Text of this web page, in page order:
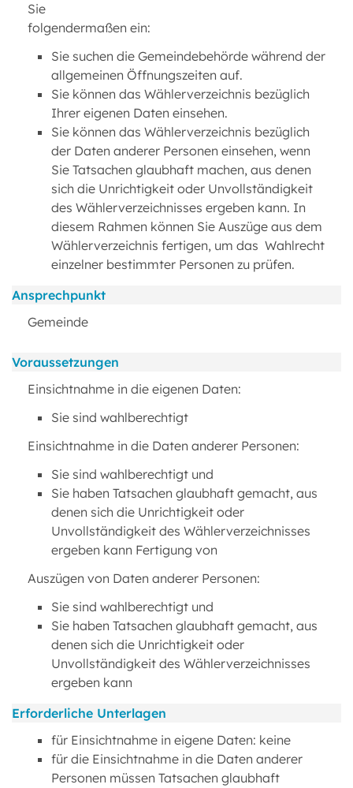
Sie
folgendermaßen ein:
Sie suchen die Gemeindebehörde während der
allgemeinen Öffnungszeiten auf.
Sie können das Wählerverzeichnis bezüglich
Ihrer eigenen Daten einsehen.
Sie können das Wählerverzeichnis bezüglich
der Daten anderer Personen einsehen, wenn
Sie Tatsachen glaubhaft machen, aus denen
sich die Unrichtigkeit oder Unvollständigkeit
des Wählerverzeichnisses ergeben kann. In
diesem Rahmen können Sie Auszüge aus dem
Wählerverzeichnis fertigen, um das Wahlrecht
einzelner bestimmter Personen zu prüfen.
Ansprechpunkt
Gemeinde
Voraussetzungen
Einsichtnahme in die eigenen Daten:
Sie sind wahlberechtigt
Einsichtnahme in die Daten anderer Personen:
Sie sind wahlberechtigt und
Sie haben Tatsachen glaubhaft gemacht, aus
denen sich die Unrichtigkeit oder
Unvollständigkeit des Wählerverzeichnisses
ergeben kann Fertigung von
Auszügen von Daten anderer Personen:
Sie sind wahlberechtigt und
Sie haben Tatsachen glaubhaft gemacht, aus
denen sich die Unrichtigkeit oder
Unvollständigkeit des Wählerverzeichnisses
ergeben kann
Erforderliche Unterlagen
für Einsichtnahme in eigene Daten: keine
für die Einsichtnahme in die Daten anderer
Personen müssen Tatsachen glaubhaft